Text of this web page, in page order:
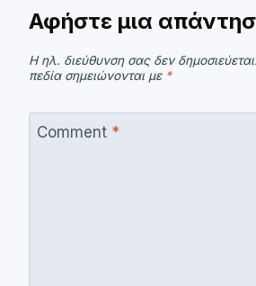
Αφήστε μια
Η ηλ. διεύθυνση σας δεν δημοσιεύεται.
πεδία σημειώνονται με *
Comment *